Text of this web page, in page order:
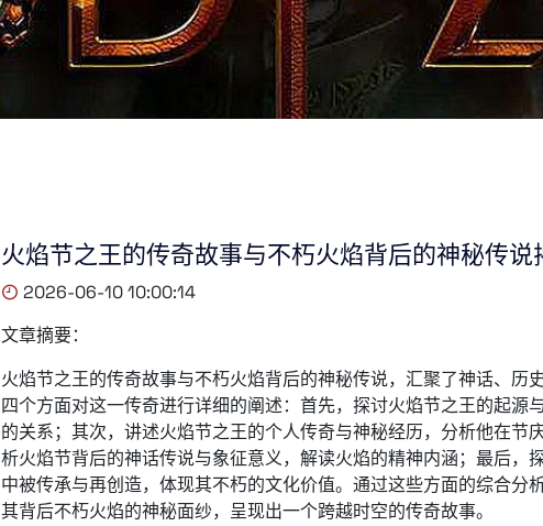
火焰节之王的传奇故事与不朽火焰背后的神秘传说
2026-06-10 10:00:14
文章摘要：
火焰节之王的传奇故事与不朽火焰背后的神秘传说，汇聚了神话、历
四个方面对这一传奇进行详细的阐述：首先，探讨火焰节之王的起源
的关系；其次，讲述火焰节之王的个人传奇与神秘经历，分析他在节
析火焰节背后的神话传说与象征意义，解读火焰的精神内涵；最后，
中被传承与再创造，体现其不朽的文化价值。通过这些方面的综合分
其背后不朽火焰的神秘面纱，呈现出一个跨越时空的传奇故事。